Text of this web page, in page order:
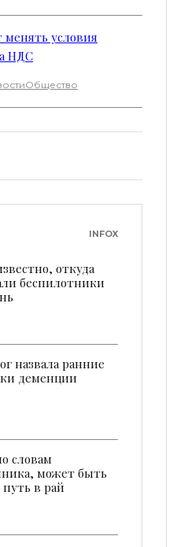
менять условия
НДС
Общество
INFOX
откуда
беспилотники
назвала ранние
деменции
словам
может быть
в рай